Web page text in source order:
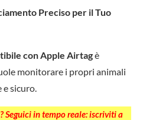
Preciso per il Tuo
con Apple Airtagè
monitorare i propri animali
sicuro.
in tempo reale: iscriviti a